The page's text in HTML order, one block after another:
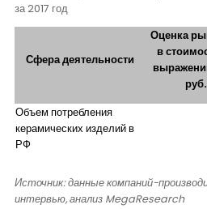
за 2017 год
Сфера деятельности
Оценка
в
руб.
Объем потребления
керамических изделий в
РФ
Источник: данные компаний-
интервью, анализ MegaResearch